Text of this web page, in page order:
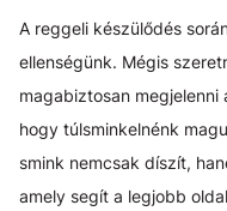
A reggeli készülődés
ellenségünk. Mégis
magabiztosan megjelenni
hogy túlsminkelnénk
smink nemcsak díszít,
amely segít a legjobb